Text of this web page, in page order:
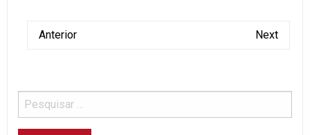
Anterior Next